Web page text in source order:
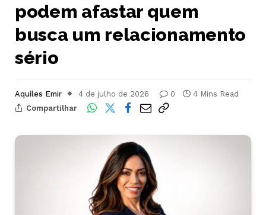
podem afastar quem
busca um relacionamento
sério
Aquiles Emir 4 de julho de 2026 0
4 Mins Read
Compartilhar